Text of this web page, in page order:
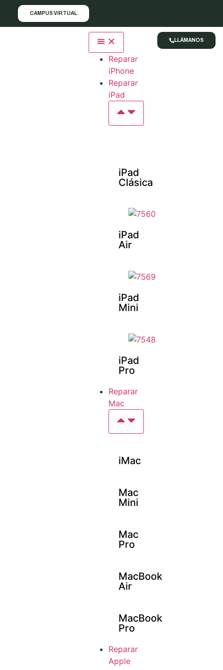
CAMPUS VIRTUAL
Reparar
iPhone
Reparar
iPad
iPad
Clásica
iPad
Air
iPad
Mini
iPad
Pro
Reparar
Mac
iMac
Mac
Mini
Mac
Pro
MacBook
Air
MacBook
Pro
Reparar
Apple
LLÁMANOS